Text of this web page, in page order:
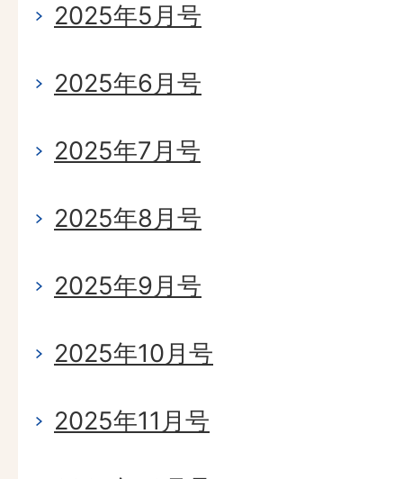
2025年5月号
2025年6月号
2025年7月号
2025年8月号
2025年9月号
2025年10月号
2025年11月号